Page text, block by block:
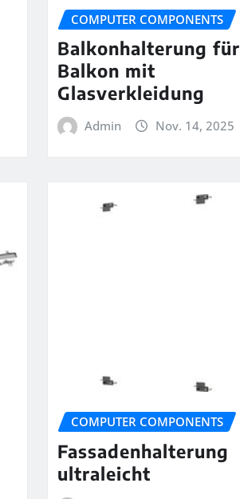
COMPUTER COMPONENTS
Balkonhalterung für
Balkon mit
Glasverkleidung
Admin Nov. 14, 2025
COMPUTER COMPONENTS
Fassadenhalterung
ultraleicht